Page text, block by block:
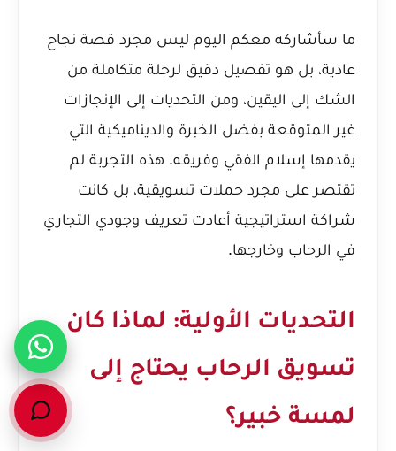
ما سأشاركه معكم اليوم ليس مجرد قصة نجاح
عادية، بل هو تفصيل دقيق لرحلة متكاملة من
الشك إلى اليقين، ومن التحديات إلى الإنجازات
غير المتوقعة بفضل الخبرة والديناميكية التي
يقدمها إسلام الفقي وفريقه. هذه التجربة لم
تقتصر على مجرد حملات تسويقية، بل كانت
شراكة استراتيجية أعادت تعريف وجودي التجاري
في الرحاب وخارجها.
التحديات الأولية: لماذا كان
تسويق الرحاب يحتاج إلى
لمسة خبير؟